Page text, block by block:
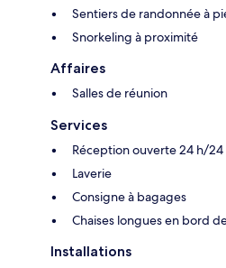
Sentiers de randonnée à
Snorkeling à proximité
Affaires
Salles de réunion
Services
Réception ouverte 24 h/24
Laverie
Consigne à bagages
Chaises longues en bord
Installations